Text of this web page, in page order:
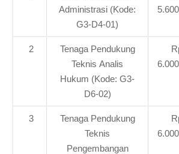
Administrasi (Kode:
G3-D4-01)
2
Tenaga Pendukung
Teknis Analis
Hukum (Kode: G3-
D6-02)
3
Tenaga Pendukung
Teknis
Pengembangan